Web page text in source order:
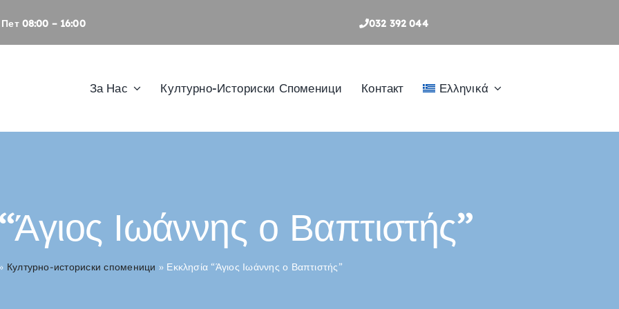
08:00 – 16:00 032 392 044
За Нас Културно-Историски Споменици Контакт Ελληνικά
Ιωάννης ο Βαπτιστής”
Културно-историски споменици » Εκκλησία “Άγιος Ιωάννης ο Βαπτιστής”